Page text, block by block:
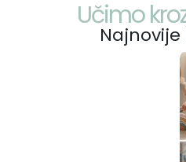
Učimo
Najnovije